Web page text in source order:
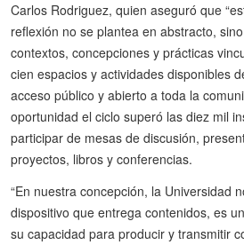
Carlos Rodriguez, quien aseguró que
reflexión no se plantea en abstracto,
contextos, concepciones y prácticas
cien espacios y actividades disponibles
acceso público y abierto a toda la
oportunidad el ciclo superó las diez mil
participar de mesas de discusión,
proyectos, libros y conferencias.
“En nuestra concepción, la Universidad
dispositivo que entrega contenidos, es
su capacidad para producir y transmitir